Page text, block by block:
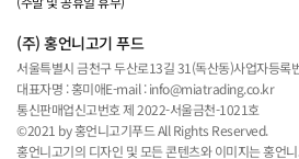
(주) 홍언니고기 푸드
서울특별시 금천구 두산로13길 31(독산동)사업자등록
대표자명 : 홍미애E-mail : info@miatrading.co.kr
통신판매업신고번호 제 2022-서울금천-1021호
©2021 by 홍언니고기푸드 All Rights Reserved.
홍언니고기의 디자인 및 모든 콘텐츠와 이미지는 홍언